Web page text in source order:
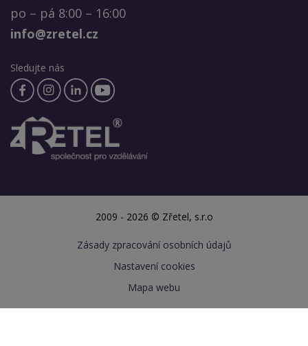
po – pá 8:00 – 16:00
info@zretel.cz
Sledujte nás
2009 - 2026 © Zřetel, s.r.o
Zásady zpracování osobních údajů
Nastavení cookies
Mapa webu